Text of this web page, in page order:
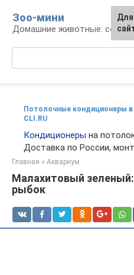
контенту
Зоо-мини
Домашние животные:
Потолочные кондиционеры в
CLI.RU
Кондиционеры на
Доставка по России,
Главная » Аквариум
Малахитовый
рыбок